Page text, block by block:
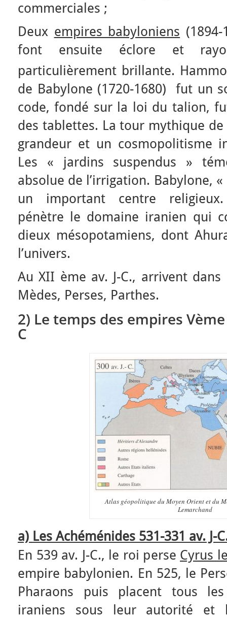
commerciales ;
Deux empires babyloniens
font ensuite éclore et
particulièrement brillante.
de Babylone (1720-1680) fut un
code, fondé sur la loi du talion,
des tablettes. La tour mythique de
grandeur et un cosmopolitisme
Les « jardins suspendus »
absolue de l’irrigation. Babylone,
un important centre religieux.
pénètre le domaine iranien qui
dieux mésopotamiens, dont
l’univers.
Au XII ème av. J-C., arrivent
Mèdes, Perses, Parthes.
2) Le temps des empires Vème
C
Atlas géopolitique du Moyen Orient et du
Lemarchand
a) Les Achéménides 531-331 av. J-
En 539 av. J-C., le roi perse Cyrus
empire babylonien. En 525, le
Pharaons puis placent tous
iraniens sous leur autorité et